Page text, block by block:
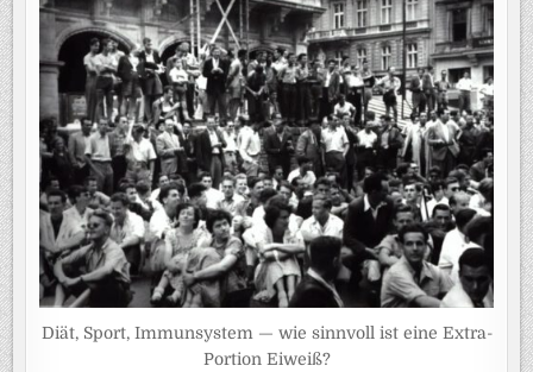
Diät, Sport, Immunsystem — wie sinnvoll ist eine Extra-
Portion Eiweiß?